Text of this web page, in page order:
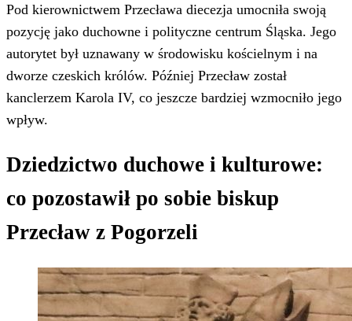
Pod kierownictwem Przecława diecezja umocniła swoją
pozycję jako duchowne i polityczne centrum Śląska. Jego
autorytet był uznawany w środowisku kościelnym i na
dworze czeskich królów. Później Przecław został
kanclerzem Karola IV, co jeszcze bardziej wzmocniło jego
wpływ.
Dziedzictwo duchowe i kulturowe:
co pozostawił po sobie biskup
Przecław z Pogorzeli